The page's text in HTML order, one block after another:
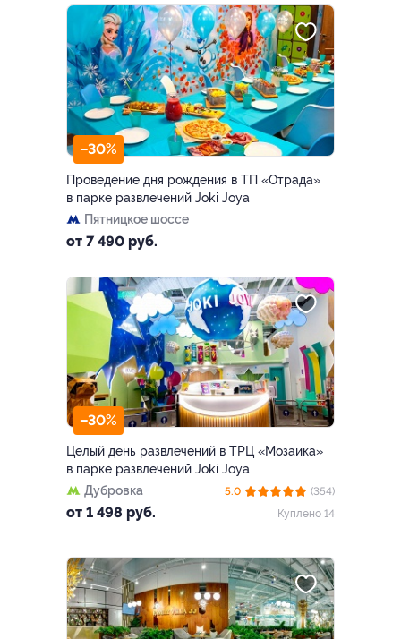
–30%
Проведение дня рождения в ТП «Отрада»
в парке развлечений Joki Joya
Пятницкое шоссе
от 7 490 руб.
–30%
Целый день развлечений в ТРЦ «Мозаика»
в парке развлечений Joki Joya
Дубровка
от 1 498 руб.
5.0
(354)
Куплено 14